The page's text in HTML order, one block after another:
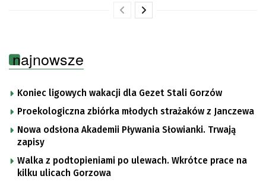
najnowsze
Koniec ligowych wakacji dla Gezet Stali Gorzów
Proekologiczna zbiórka młodych strażaków z Janczewa
Nowa odsłona Akademii Pływania Słowianki. Trwają
zapisy
Walka z podtopieniami po ulewach. Wkrótce prace na
kilku ulicach Gorzowa